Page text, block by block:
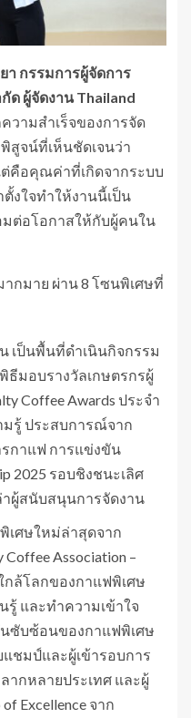
กรรมการผู้จัดการ
ด ผู้จัดงาน Thailand
วามสำเร็จของการจัด
สูจน์ที่เห็นชัดเจนว่า
คือคุณค่าที่เกิดจากระบบ
งใจทำให้งานนี้เป็น
มต่อโอกาสให้กับผู้คนใน
กมาย ผ่าน 8 โซนพิเศษที่
เป็นพื้นที่ดำเนินกิจกรรม
ธีมอบรางวัลเกษตรกรผู้
Coffee Awards ประจำ
มรู้ ประสบการณ์จาก
กาแฟ การแข่งขัน
2025 รอบชิงชนะเลิศ
ผู้สนับสนุนการจัดงาน
พิเศษใหม่ล่าสุดจาก
Association –
กล้โลกของกาแฟพิเศษ
รู้ และทำความเข้าใจ
ซับซ้อนของกาแฟพิเศษ
ชมป์และผู้เข้ารอบการ
กหลายประเทศ และผู้
Excellence จาก